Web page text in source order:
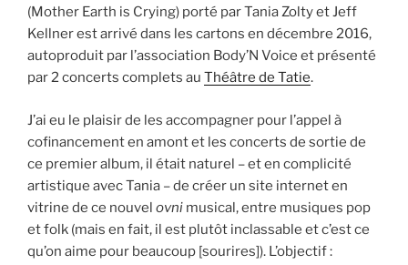
(Mother Earth is Crying) porté par Tania Zolty et Jeff
Kellner est arrivé dans les cartons en décembre 2016,
autoproduit par l’association Body’N Voice et présenté
par 2 concerts complets au Théâtre de Tatie.
J’ai eu le plaisir de les accompagner pour l’appel à
cofinancement en amont et les concerts de sortie de
ce premier album, il était naturel – et en complicité
artistique avec Tania – de créer un site internet en
vitrine de ce nouvel ovni musical, entre musiques pop
et folk (mais en fait, il est plutôt inclassable et c’est ce
qu’on aime pour beaucoup [sourires]). L’objectif :